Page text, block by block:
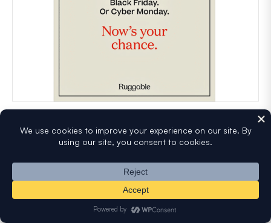
Opción B: Extiende tu rebaja hasta Año Nuevo.
Navidad y Año Nuevo. Algunos minoristas incluso se
refieren a esto como 'Semana del Boxeo'.